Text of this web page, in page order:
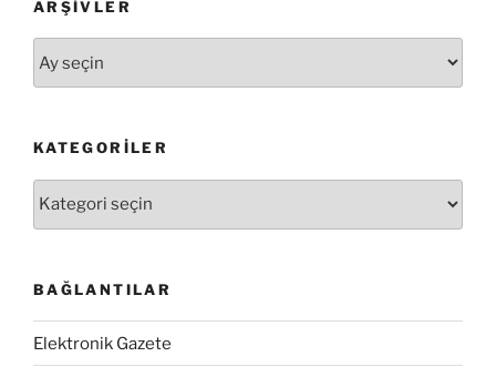
ARŞIVLER
KATEGORILER
BAĞLANTILAR
Elektronik Gazete